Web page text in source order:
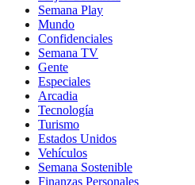
Semana Play
Mundo
Confidenciales
Semana TV
Gente
Especiales
Arcadia
Tecnología
Turismo
Estados Unidos
Vehículos
Semana Sostenible
Finanzas Personales